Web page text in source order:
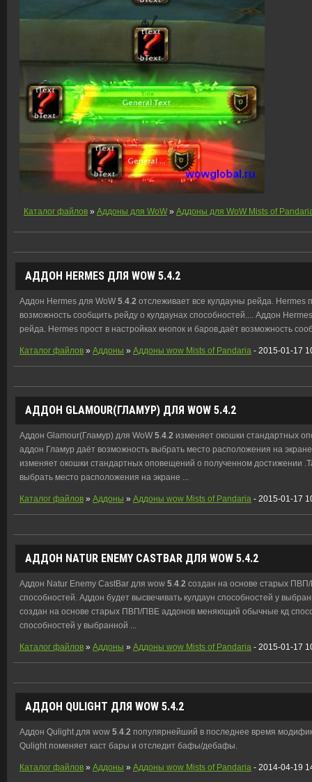
Каталог файлов » Аддоны для WoW » Аддоны для WoW Mists of
АДДОН HERMES ДЛЯ WOW 5.4.2
Аддон Hermes для WoW 5 4 2 отслеживает все кулдауны рейда. Hermes
возможность сообщить рейду о кулдаунах способностей.... Аддон
рейда. Hermes прост в настройках кнопок и баров,даёт возможность
Каталог файлов » Аддоны » Аддоны wow Mists of Pandaria - 2015-01-17
АДДОН GLAMOUR(ГЛАМУР) ДЛЯ WOW 5.4.2
Аддон Glamour(Гламур) для WoW 5 4 2 изменяет окошки стандартных
аддон Гламур даёт возможность выбрать место расположения на
изменяет окошки стандартных оповещений о полученном достижении
выбрать место расположения на экране ...
Каталог файлов » Аддоны » Аддоны wow Mists of Pandaria - 2015-01-17
АДДОН NATUR ENEMY CASTBAR ДЛЯ WOW 5.4.2
Аддон Natur Enemy CastBar для wow 5 4 2 создан на основе старых
способностей. Аддон будет высвечивать кулдаун способностей у
создан на основе старых ПВП/ПВЕ аддонов меняющий обычные кд
способностей у выбранной ...
Каталог файлов » Аддоны » Аддоны wow Mists of Pandaria - 2015-01-17
АДДОН QULIGHT ДЛЯ WOW 5.4.2
Аддон Qulight для wow 5 4 2 популярнейший в последнее время
Qulight поменяет каст бары и отследит бафы/дебафы.
Каталог файлов » Аддоны » Аддоны wow Mists of Pandaria - 2014-04-19